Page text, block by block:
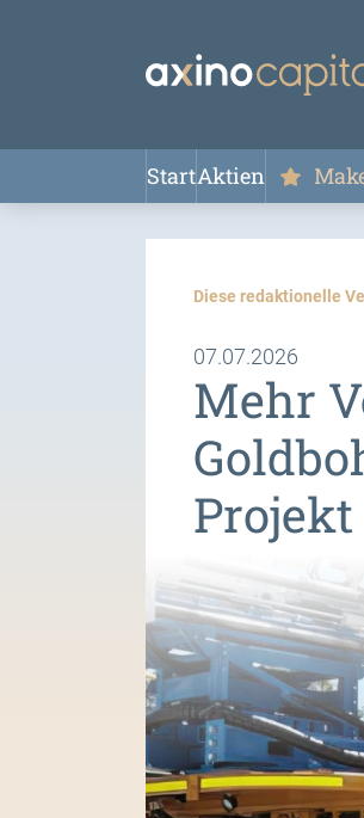
StartAktien
Diese redaktionelle
07.07.2026
Mehr
Projekt